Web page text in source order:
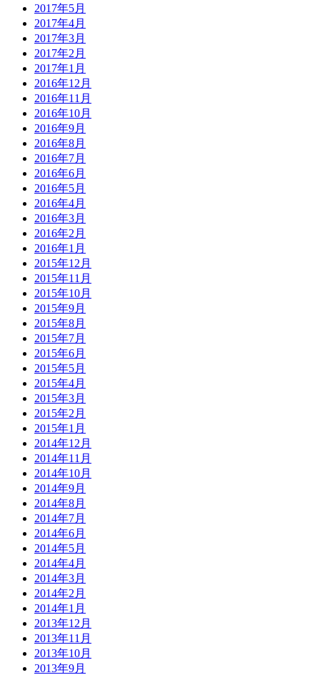
2017年5月
2017年4月
2017年3月
2017年2月
2017年1月
2016年12月
2016年11月
2016年10月
2016年9月
2016年8月
2016年7月
2016年6月
2016年5月
2016年4月
2016年3月
2016年2月
2016年1月
2015年12月
2015年11月
2015年10月
2015年9月
2015年8月
2015年7月
2015年6月
2015年5月
2015年4月
2015年3月
2015年2月
2015年1月
2014年12月
2014年11月
2014年10月
2014年9月
2014年8月
2014年7月
2014年6月
2014年5月
2014年4月
2014年3月
2014年2月
2014年1月
2013年12月
2013年11月
2013年10月
2013年9月